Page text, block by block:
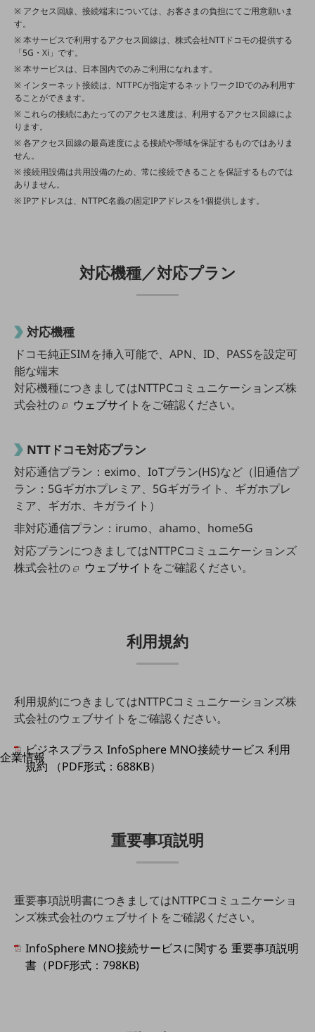
旬な話題やお役立ち資料などDXの課題を
解決するヒントをお届けする記事サイト
新着記事
お役立ち資料ダウンロード
トレンド記事特集
IT用語集
中堅中小企業向け
サービス・ソリューション
課題やニーズに合ったサービスをご紹介し、
中堅中小企業のビジネスをサポート！
お悩みから見つける
お悩みから見つけるTOP
ネットワーク
リモート・ハイブリッドワーク
その他のお悩みはこちら
業界から見つける
業界から見つけるTOP
製造業
小売・卸売業
建設業
地域産業
ゲーム感覚で見つける
ビジネスお悩み診断
NTTドコモビジネス
オンラインショップ
新規会員登録/ログインはこちら
別ウィンドウで開きます
企業情報
企業情報TOP
事業拠点
会社案内パンフレット
ニュースルーム
アクセス回線、接続端末については、お客さまの負担にてご用意願いま
す。
本サービスで利用するアクセス回線は、株式会社NTTドコモの提供する
「5G・Xi」です。
本サービスは、日本国内でのみご利用になれます。
インターネット接続は、NTTPCが指定するネットワークIDでのみ利用す
ることができます。
これらの接続にあたってのアクセス速度は、利用するアクセス回線によ
ります。
各アクセス回線の最高速度による接続や帯域を保証するものではありま
せん。
接続用設備は共用設備のため、常に接続できることを保証するものでは
ありません。
IPアドレスは、NTTPC名義の固定IPアドレスを1個提供します。
対応機種／対応プラン
対応機種
ドコモ純正SIMを挿入可能で、APN、ID、PASSを設定可
能な端末
対応機種につきましてはNTTPCコミュニケーションズ株
式会社の
ウェブサイト をご確認ください。
NTTドコモ対応プラン
対応通信プラン：eximo、IoTプラン(HS)など（旧通信プ
ラン：5Gギガホプレミア、5Gギガライト、ギガホプレ
ミア、ギガホ、キガライト）
非対応通信プラン：irumo、ahamo、home5G
対応プランにつきましてはNTTPCコミュニケーションズ
株式会社の
ウェブサイト をご確認ください。
利用規約
利用規約につきましてはNTTPCコミュニケーションズ株
式会社のウェブサイトをご確認ください。
ビジネスプラス InfoSphere MNO接続サービス 利用
規約 （PDF形式：688KB）
重要事項説明
重要事項説明書につきましてはNTTPCコミュニケーショ
ンズ株式会社のウェブサイトをご確認ください。
InfoSphere MNO接続サービスに関する 重要事項説明
書（PDF形式：798KB)